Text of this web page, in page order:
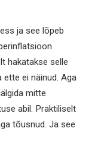
ja see lõpeb
hakatakse selle
ette ei näinud. Aga
mitte
abil. Praktiliselt
tõusnud. Ja see